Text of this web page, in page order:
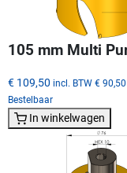
105 mm Multi
€ 109,50 incl. BTW € 90,50
Bestelbaar
In winkelwagen